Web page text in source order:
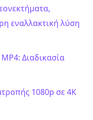
εναλλακτική λύση
Διαδικασία
1080p σε 4K